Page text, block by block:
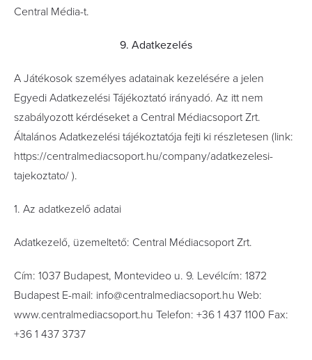
Central Média-t.
9. Adatkezelés
A Játékosok személyes adatainak kezelésére a jelen
Egyedi Adatkezelési Tájékoztató irányadó. Az itt nem
szabályozott kérdéseket a Central Médiacsoport Zrt.
Általános Adatkezelési tájékoztatója fejti ki részletesen (link:
https://centralmediacsoport.hu/company/adatkezelesi-
tajekoztato/ ).
1. Az adatkezelő adatai
Adatkezelő, üzemeltető: Central Médiacsoport Zrt.
Cím: 1037 Budapest, Montevideo u. 9. Levélcím: 1872
Budapest E-mail: info@centralmediacsoport.hu Web:
www.centralmediacsoport.hu Telefon: +36 1 437 1100 Fax:
+36 1 437 3737